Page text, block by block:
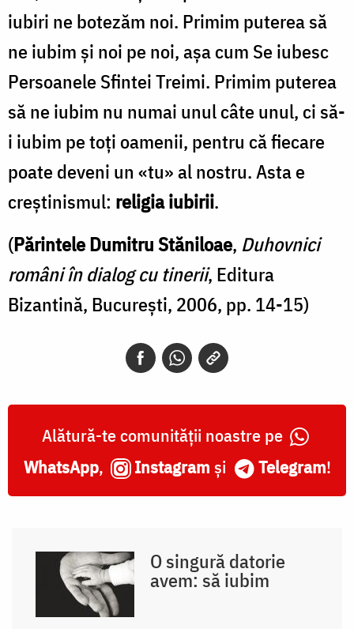
iubiri ne botezăm noi. Primim puterea să
ne iubim și noi pe noi, așa cum Se iubesc
Persoanele Sfintei Treimi. Primim puterea
să ne iubim nu numai unul câte unul, ci să-
i iubim pe toți oamenii, pentru că fiecare
poate deveni un «tu» al nostru. Asta e
creștinismul: religia iubirii.
(Părintele Dumitru Stăniloae, Duhovnici
români în dialog cu tinerii, Editura
Bizantină, Bucureşti, 2006, pp. 14-15)
Alătură-te comunității noastre pe
WhatsApp, Instagram și Telegram!
O singură datorie
avem: să iubim